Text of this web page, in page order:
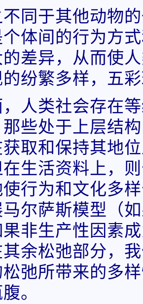
同于其他动物
体间的行为方
差异，从而使
纷繁多样，五
人类社会存在
些处于上层结
取和保持其地
生活资料上，
行为和文化多
尔萨斯模型（
非生产性因素
余松弛部分，
松弛所带来的多
。